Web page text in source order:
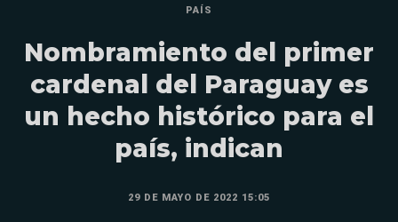
PAÍS
Nombramiento del primer
cardenal del Paraguay es
un hecho histórico para el
país, indican
29 DE MAYO DE 2022 15:05